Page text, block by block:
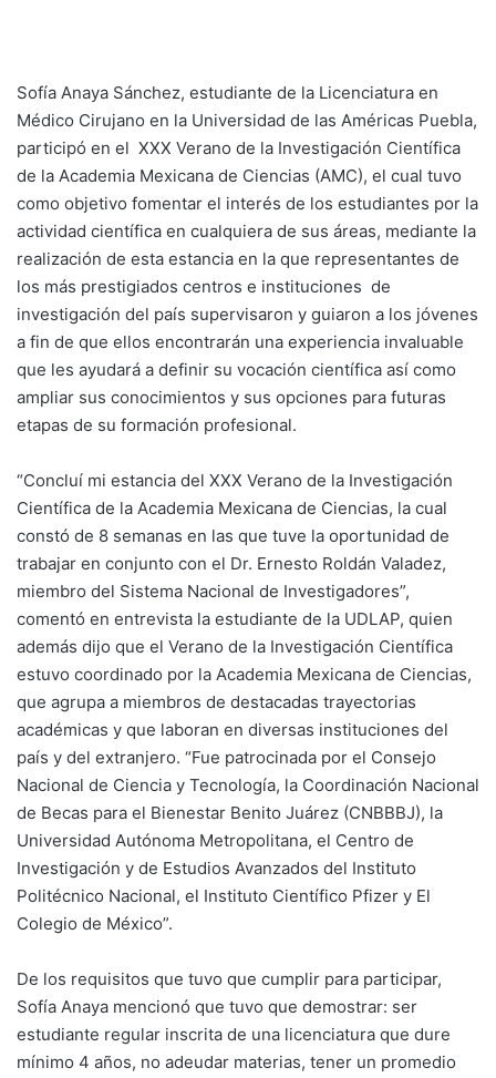
Sofía Anaya Sánchez, estudiante de la Licenciatura en
Médico Cirujano en la Universidad de las Américas Puebla,
participó en el XXX Verano de la Investigación Científica
de la Academia Mexicana de Ciencias (AMC), el cual tuvo
como objetivo fomentar el interés de los estudiantes por la
actividad científica en cualquiera de sus áreas, mediante la
realización de esta estancia en la que representantes de
los más prestigiados centros e instituciones de
investigación del país supervisaron y guiaron a los jóvenes
a fin de que ellos encontrarán una experiencia invaluable
que les ayudará a definir su vocación científica así como
ampliar sus conocimientos y sus opciones para futuras
etapas de su formación profesional.
“Concluí mi estancia del XXX Verano de la Investigación
Científica de la Academia Mexicana de Ciencias, la cual
constó de 8 semanas en las que tuve la oportunidad de
trabajar en conjunto con el Dr. Ernesto Roldán Valadez,
miembro del Sistema Nacional de Investigadores”,
comentó en entrevista la estudiante de la UDLAP, quien
además dijo que el Verano de la Investigación Científica
estuvo coordinado por la Academia Mexicana de Ciencias,
que agrupa a miembros de destacadas trayectorias
académicas y que laboran en diversas instituciones del
país y del extranjero. “Fue patrocinada por el Consejo
Nacional de Ciencia y Tecnología, la Coordinación Nacional
de Becas para el Bienestar Benito Juárez (CNBBBJ), la
Universidad Autónoma Metropolitana, el Centro de
Investigación y de Estudios Avanzados del Instituto
Politécnico Nacional, el Instituto Científico Pfizer y El
Colegio de México”.
De los requisitos que tuvo que cumplir para participar,
Sofía Anaya mencionó que tuvo que demostrar: ser
estudiante regular inscrita de una licenciatura que dure
mínimo 4 años, no adeudar materias, tener un promedio